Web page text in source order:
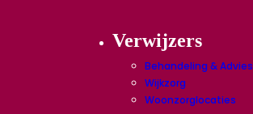
Verwijzers
Behandeling & Advies
Wijkzorg
Woonzorglocaties